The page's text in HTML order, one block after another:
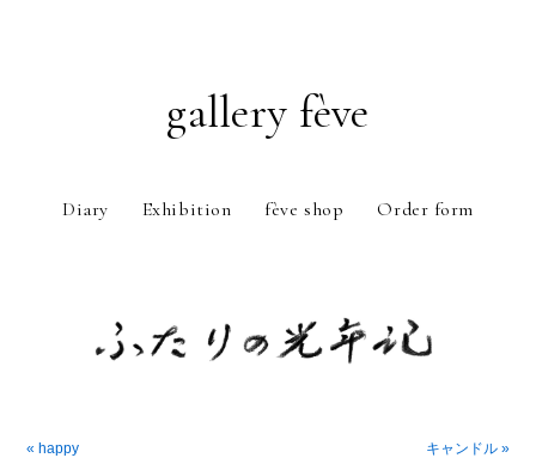
gallery fève
Diary Exhibition fève shop Order form
« happy
キャンドル »